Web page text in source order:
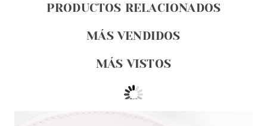
PRODUCTOS RELACIONADOS
MÁS VENDIDOS
MÁS VISTOS